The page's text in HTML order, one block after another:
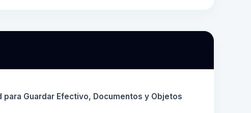
para Guardar Efectivo, Documentos y Objetos